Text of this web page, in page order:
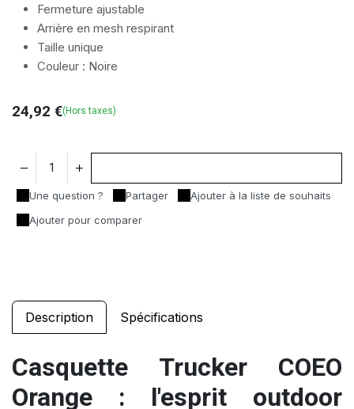
Fermeture ajustable
Arrière en mesh respirant
Taille unique
Couleur : Noire
24,92 €(Hors taxes)
Ajouter pour comparer
Une question ? Partager Ajouter à la liste de souhaits
Description Spécifications
Casquette Trucker COEO
Orange : l'esprit outdoor